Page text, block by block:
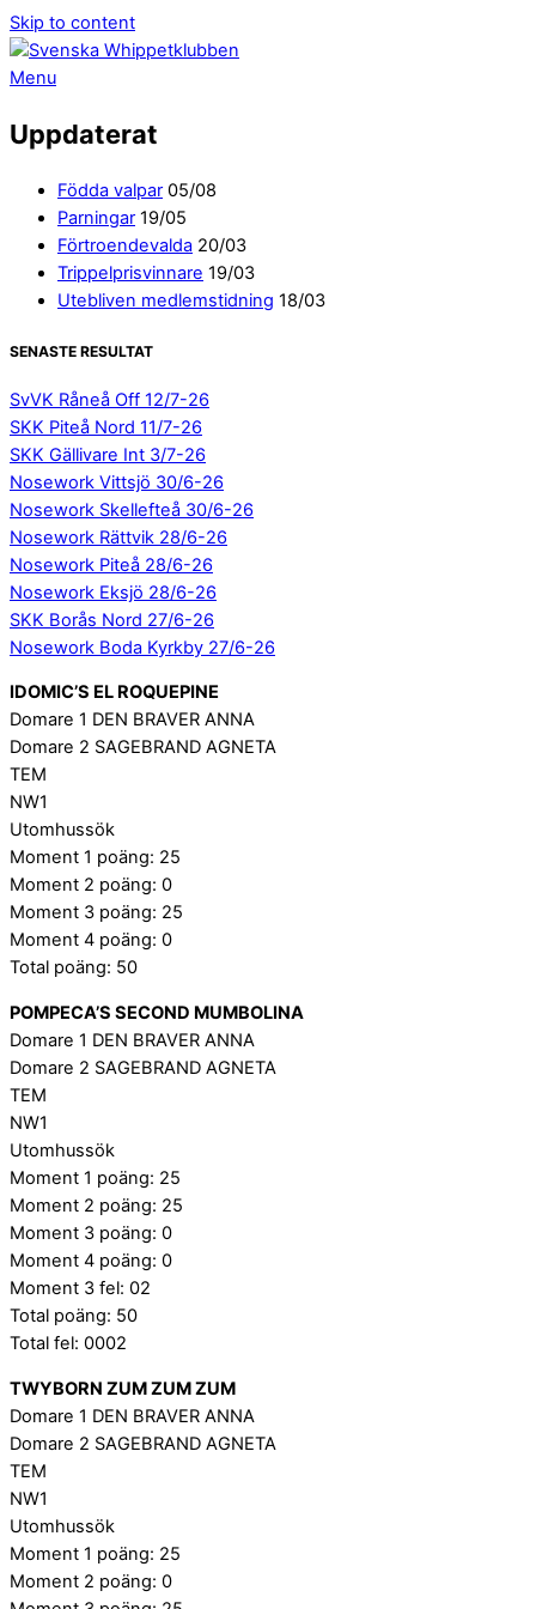
Skip to content
Menu
Uppdaterat
Födda valpar 05/08
Parningar 19/05
Förtroendevalda 20/03
Trippelprisvinnare 19/03
Utebliven medlemstidning 18/03
SENASTE RESULTAT
SvVK Råneå Off 12/7-26
SKK Piteå Nord 11/7-26
SKK Gällivare Int 3/7-26
Nosework Vittsjö 30/6-26
Nosework Skellefteå 30/6-26
Nosework Rättvik 28/6-26
Nosework Piteå 28/6-26
Nosework Eksjö 28/6-26
SKK Borås Nord 27/6-26
Nosework Boda Kyrkby 27/6-26
IDOMIC’S EL ROQUEPINE
Domare 1 DEN BRAVER ANNA
Domare 2 SAGEBRAND AGNETA
TEM
NW1
Utomhussök
Moment 1 poäng: 25
Moment 2 poäng: 0
Moment 3 poäng: 25
Moment 4 poäng: 0
Total poäng: 50
POMPECA’S SECOND MUMBOLINA
Domare 1 DEN BRAVER ANNA
Domare 2 SAGEBRAND AGNETA
TEM
NW1
Utomhussök
Moment 1 poäng: 25
Moment 2 poäng: 25
Moment 3 poäng: 0
Moment 4 poäng: 0
Moment 3 fel: 02
Total poäng: 50
Total fel: 0002
TWYBORN ZUM ZUM ZUM
Domare 1 DEN BRAVER ANNA
Domare 2 SAGEBRAND AGNETA
TEM
NW1
Utomhussök
Moment 1 poäng: 25
Moment 2 poäng: 0